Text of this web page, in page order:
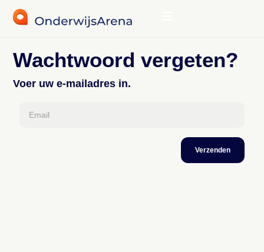
Wachtwoord vergeten?
Voer uw e-mailadres in.
Email
Verzenden